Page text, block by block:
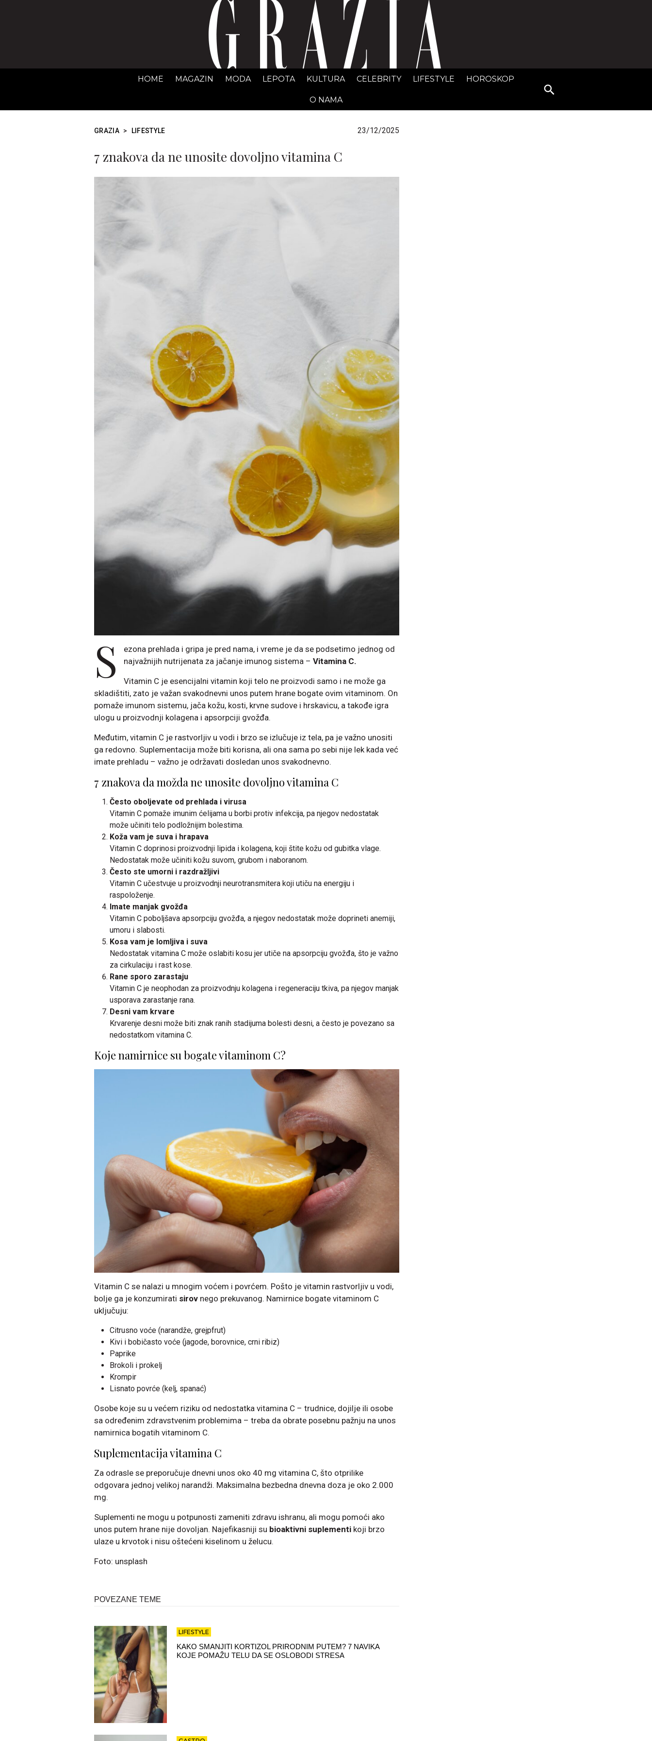
GRAZIA Srbija
HOME MAGAZIN MODA LEPOTA KULTURA CELEBRITY LIFESTYLE HOROSKOP
O NAMA
Search
for:
GRAZIA > LIFESTYLE 23/12/2025
7 znakova da ne unosite dovoljno vitamina C
S
ezona prehlada i gripa je pred nama, i vreme je da se podsetimo jednog od
najvažnijih nutrijenata za jačanje imunog sistema – Vitamina C.
Vitamin C je esencijalni vitamin koji telo ne proizvodi samo i ne može ga
skladištiti, zato je važan svakodnevni unos putem hrane bogate ovim vitaminom. On
pomaže imunom sistemu, jača kožu, kosti, krvne sudove i hrskavicu, a takođe igra
ulogu u proizvodnji kolagena i apsorpciji gvožđa.
Međutim, vitamin C je rastvorljiv u vodi i brzo se izlučuje iz tela, pa je važno unositi
ga redovno. Suplementacija može biti korisna, ali ona sama po sebi nije lek kada već
imate prehladu – važno je održavati dosledan unos svakodnevno.
7 znakova da možda ne unosite dovoljno vitamina C
Često oboljevate od prehlada i virusa
Vitamin C pomaže imunim ćelijama u borbi protiv infekcija, pa njegov nedostatak
može učiniti telo podložnijim bolestima.
Koža vam je suva i hrapava
Vitamin C doprinosi proizvodnji lipida i kolagena, koji štite kožu od gubitka vlage.
Nedostatak može učiniti kožu suvom, grubom i naboranom.
Često ste umorni i razdražljivi
Vitamin C učestvuje u proizvodnji neurotransmitera koji utiču na energiju i
raspoloženje.
Imate manjak gvožđa
Vitamin C poboljšava apsorpciju gvožđa, a njegov nedostatak može doprineti anemiji,
umoru i slabosti.
Kosa vam je lomljiva i suva
Nedostatak vitamina C može oslabiti kosu jer utiče na apsorpciju gvožđa, što je važno
za cirkulaciju i rast kose.
Rane sporo zarastaju
Vitamin C je neophodan za proizvodnju kolagena i regeneraciju tkiva, pa njegov manjak
usporava zarastanje rana.
Desni vam krvare
Krvarenje desni može biti znak ranih stadijuma bolesti desni, a često je povezano sa
nedostatkom vitamina C.
Koje namirnice su bogate vitaminom C?
Vitamin C se nalazi u mnogim voćem i povrćem. Pošto je vitamin rastvorljiv u vodi,
bolje ga je konzumirati sirov nego prekuvanog. Namirnice bogate vitaminom C
uključuju:
Citrusno voće (narandže, grejpfrut)
Kivi i bobičasto voće (jagode, borovnice, crni ribiz)
Paprike
Brokoli i prokelj
Krompir
Lisnato povrće (kelj, spanać)
Osobe koje su u većem riziku od nedostatka vitamina C – trudnice, dojilje ili osobe
sa određenim zdravstvenim problemima – treba da obrate posebnu pažnju na unos
namirnica bogatih vitaminom C.
Suplementacija vitamina C
Za odrasle se preporučuje dnevni unos oko 40 mg vitamina C, što otprilike
odgovara jednoj velikoj narandži. Maksimalna bezbedna dnevna doza je oko 2.000
mg.
Suplementi ne mogu u potpunosti zameniti zdravu ishranu, ali mogu pomoći ako
unos putem hrane nije dovoljan. Najefikasniji su bioaktivni suplementi koji brzo
ulaze u krvotok i nisu oštećeni kiselinom u želucu.
Foto: unsplash
POVEZANE TEME
LIFESTYLE
KAKO SMANJITI KORTIZOL PRIRODNIM PUTEM? 7 NAVIKA
KOJE POMAŽU TELU DA SE OSLOBODI STRESA